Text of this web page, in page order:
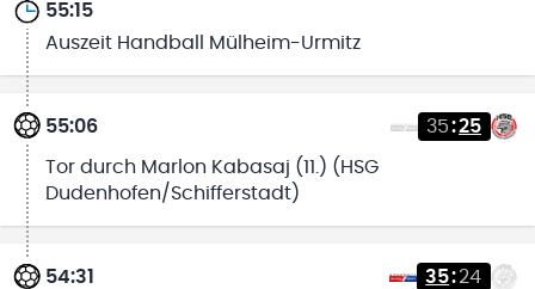
55:15
Auszeit Handball Mülheim-Urmitz
55:06 35:25
Tor durch Marlon Kabasaj (11.) (HSG
Dudenhofen/Schifferstadt)
54:31 35:24